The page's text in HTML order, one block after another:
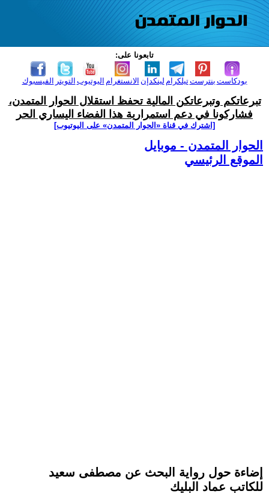
تابعونا على:
الفيسبوك التويتر اليوتيوب الانستغرام لينكدإن تيلكرامبنترست بودكاست
تبرعاتكم وتبرعاتكن المالية تحفظ استقلال الحوار المتمدن،
فشاركونا في دعم استمرارية هذا الفضاء اليساري الحر
[اشترك في قناة ‫«الحوار المتمدن» على اليوتيوب]
الحوار المتمدن - موبايل
الموقع الرئيسي
إضاءة حول رواية البحث عن مصطفى سعيد
للكاتب عماد البليك